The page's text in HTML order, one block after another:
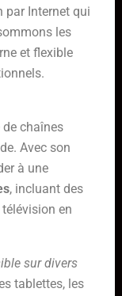
par Internet qui
les
et flexible
chaînes
Avec son
à une
, incluant des
en
sur divers
tablettes, les